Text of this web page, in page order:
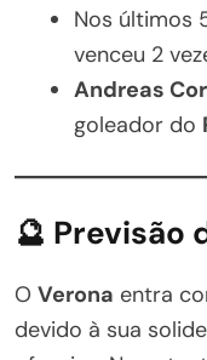
Nos últimos
venceu 2
Andreas
goleador do
🔮 Previsão
O Verona entra
devido à sua